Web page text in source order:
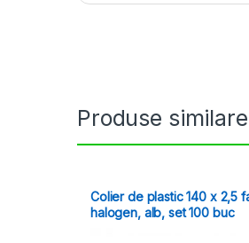
Produse similare
Colier de plastic 140 x 2,5
halogen, alb, set 100 buc